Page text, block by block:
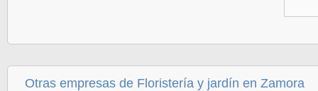
Otras empresas de Floristería y jardín en Zamora